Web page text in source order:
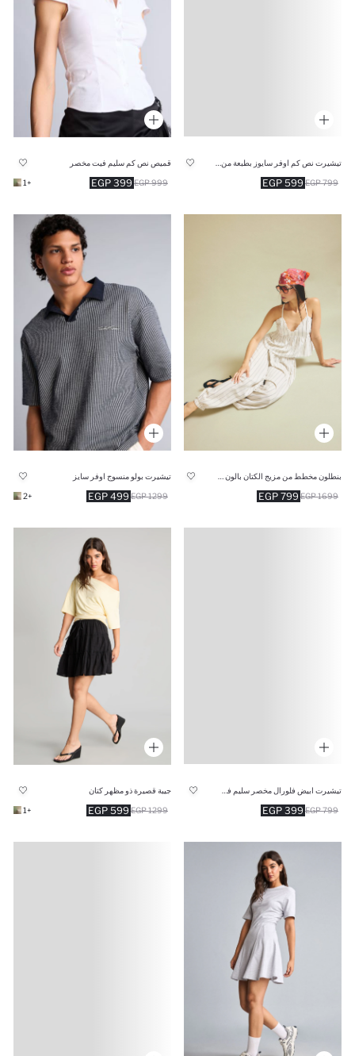
599 EGP 799 EGP
قميص نص كم سليم فيت مخصر
399 EGP 999 EGP
+1
799 EGP 1699 EGP
تيشيرت بولو منسوج اوفر سايز
499 EGP 1299 EGP
+2
399 EGP 799 EGP
جيبة قصيرة ذو مظهر كتان
599 EGP 1299 EGP
+1